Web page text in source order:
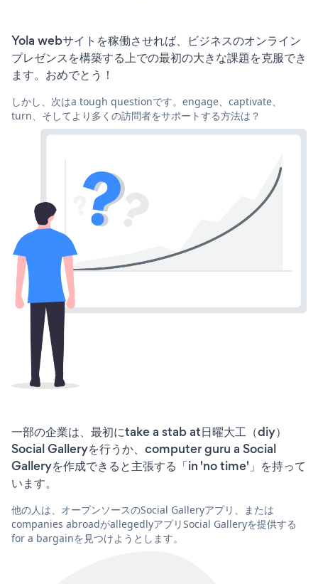
Yola webサイトを稼働させれば、ビジネスのオンライン
プレゼンスを構築する上での最初の大きな課題を克服でき
ます。おめでとう！
しかし、次はa tough questionです。engage、captivate、
turn、そしてより多くの訪問者をサポートする方法は？
一部の企業は、最初にtake a stab at日曜大工（diy）
Social Galleryを行うか、computer guru a Social
Galleryを作成できると主張する「in 'no time'」を持って
います。
他の人は、オープンソースのSocial Galleryアプリ、または
companies abroadがallegedlyアプリSocial Galleryを提供する
for a bargainを見つけようとします。